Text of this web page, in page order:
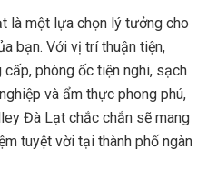
là một lựa chọn lý tưởng cho
bạn. Với vị trí thuận tiện,
phòng ốc tiện nghi, sạch
và ẩm thực phong phú,
Đà Lạt chắc chắn sẽ mang
tuyệt vời tại thành phố ngàn